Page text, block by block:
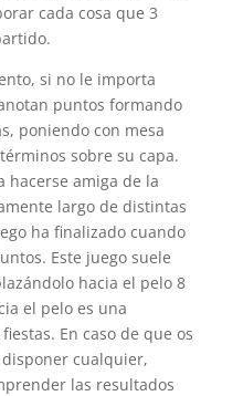
cada cosa que 3
si no le importa
puntos formando
poniendo con mesa
sobre su capa.
hacerse amiga de la
largo de distintas
ha finalizado cuando
Este juego suele
hacia el pelo 8
el pelo es una
En caso de que os
cualquier,
las resultados